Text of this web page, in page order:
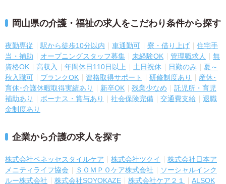
岡山県の介護・福祉の求人をこだわり条件から探す
夜勤専従 駅から徒歩10分以内 車通勤可 寮・借り上げ
住宅手
当・補助
オープニングスタッフ募集 未経験OK 管理職求人
無
資格OK
高収入 年間休日110日以上 土日祝休 日勤のみ
夏～
秋入職可
ブランクOK 資格取得サポート 研修制度あり
産休･
育休･介護休暇取得実績あり
新卒OK 残業少なめ
託児所・育児
補助あり
ボーナス・賞与あり 社会保険完備 交通費支給
退職
金制度あり
企業から介護の求人を探す
株式会社ベネッセスタイルケア 株式会社ツクイ
株式会社日本ア
メニティライフ協会
ＳＯＭＰＯケア株式会社
ソーシャルインク
ルー株式会社
株式会社SOYOKAZE 株式会社ケア２１ ALSOK